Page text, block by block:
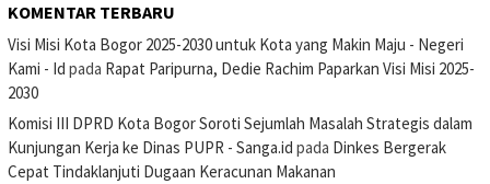
KOMENTAR TERBARU
Visi Misi Kota Bogor 2025-2030 untuk Kota yang Makin Maju - Negeri
Kami - Id pada Rapat Paripurna, Dedie Rachim Paparkan Visi Misi 2025-
2030
Komisi III DPRD Kota Bogor Soroti Sejumlah Masalah Strategis dalam
Kunjungan Kerja ke Dinas PUPR - Sanga.id pada Dinkes Bergerak
Cepat Tindaklanjuti Dugaan Keracunan Makanan